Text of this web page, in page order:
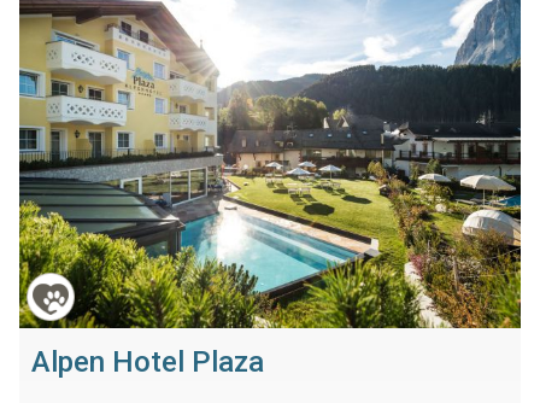
Alpen Hotel Plaza